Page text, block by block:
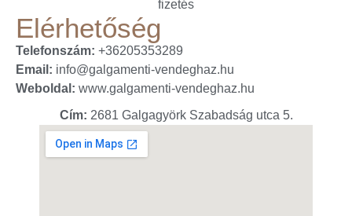
fizetés
Elérhetőség
Telefonszám: +36205353289
Email: info@galgamenti-vendeghaz.hu
Weboldal: www.galgamenti-vendeghaz.hu
Cím: 2681 Galgagyörk Szabadság utca 5.